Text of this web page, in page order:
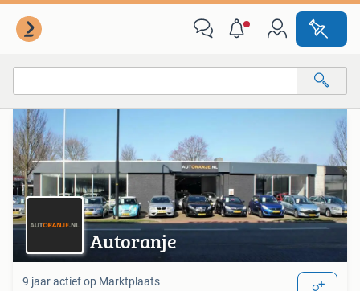
Alle categorieën…
Alle afstanden…
Van deze adverteerder
Autoranje
9 jaar actief op Marktplaats